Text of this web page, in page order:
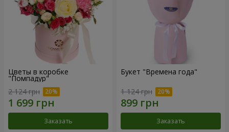
Цветы в коробке
"Помпадур"
2 124 грн
Заказать
Букет "Времена года"
1 124 грн
Заказать